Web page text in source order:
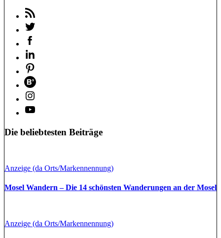
Die beliebtesten Beiträge
Anzeige (da Orts/Markennennung)
Mosel Wandern – Die 14 schönsten Wanderungen an der Mosel
Anzeige (da Orts/Markennennung)